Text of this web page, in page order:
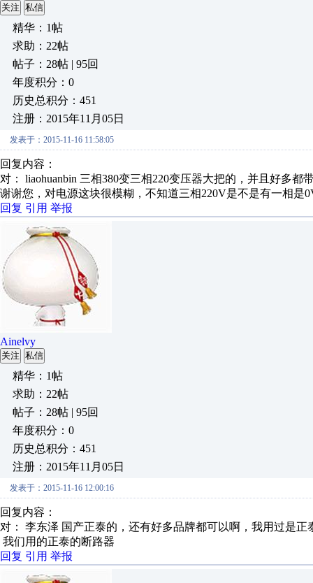
关注 私信
精华：1帖
求助：22帖
帖子：28帖 | 95回
年度积分：0
历史总积分：451
注册：2015年11月05日
发表于：2015-11-16 11:58:05
回复内容：
对： liaohuanbin 三相380变三相220变压器大把的，并且好多都
谢谢您，对电源这块很模糊，不知道三相220V是不是有一相是
回复 引用 举报
Ainelvy
关注 私信
精华：1帖
求助：22帖
帖子：28帖 | 95回
年度积分：0
历史总积分：451
注册：2015年11月05日
发表于：2015-11-16 12:00:16
回复内容：
对： 李东泽 国产正泰的，还有好多品牌都可以啊，我用过是正
我们用的正泰的断路器
回复 引用 举报